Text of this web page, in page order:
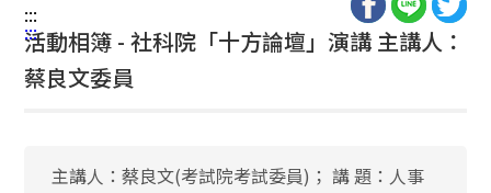
:::
:::
活動相簿 - 社科院「十方論壇」演講 主講人：
蔡良文委員
主講人：蔡良文(考試院考試委員)； 講 題：人事